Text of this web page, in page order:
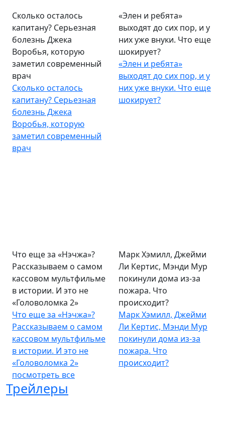
Сколько осталось
капитану? Серьезная
болезнь Джека
Воробья, которую
заметил современный
врач
Сколько осталось
капитану? Серьезная
болезнь Джека
Воробья, которую
заметил современный
врач
«Элен и ребята»
выходят до сих пор, и у
них уже внуки. Что еще
шокирует?
«Элен и ребята»
выходят до сих пор, и у
них уже внуки. Что еще
шокирует?
Что еще за «Нэчжа»?
Рассказываем о самом
кассовом мультфильме
в истории. И это не
«Головоломка 2»
Что еще за «Нэчжа»?
Рассказываем о самом
кассовом мультфильме
в истории. И это не
«Головоломка 2»
Марк Хэмилл, Джейми
Ли Кертис, Мэнди Мур
покинули дома из-за
пожара. Что
происходит?
Марк Хэмилл, Джейми
Ли Кертис, Мэнди Мур
покинули дома из-за
пожара. Что
происходит?
посмотреть все
Трейлеры